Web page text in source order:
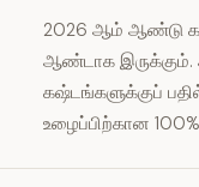
2026 ஆம் ஆண்டு
ஆண்டாக
கஷ்டங்களுக்குப்
உழைப்பிற்கான